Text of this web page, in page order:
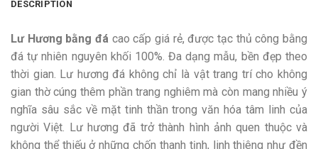
DESCRIPTION
Lư Hương bằng đá cao cấp giá rẻ, được tạc thủ công bằng
đá tự nhiên nguyên khối 100%. Đa dạng mẫu, bền đẹp theo
thời gian. Lư hương đá không chỉ là vật trang trí cho không
gian thờ cúng thêm phần trang nghiêm mà còn mang nhiều ý
nghĩa sâu sắc về mặt tinh thần trong văn hóa tâm linh của
người Việt. Lư hương đã trở thành hình ảnh quen thuộc và
không thể thiếu ở những chốn thanh tịnh, linh thiêng như đền